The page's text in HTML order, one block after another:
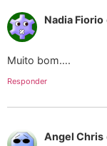
Nadia Fiorio
Muito bom….
Responder
Angel Chris